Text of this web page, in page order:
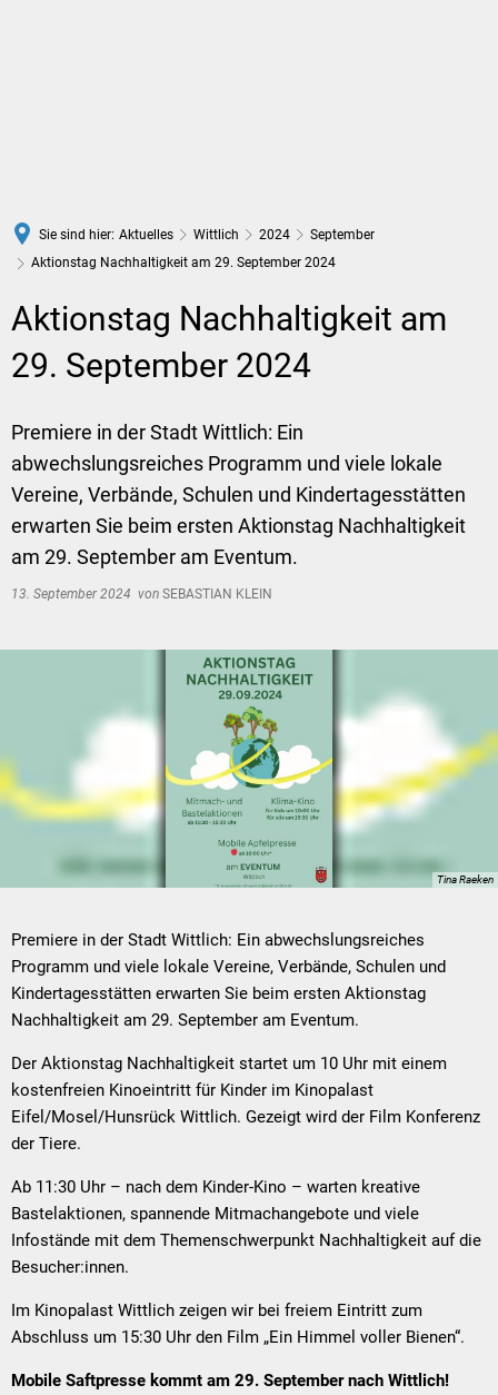
Sie sind hier: Aktuelles Wittlich 2024
September
Aktionstag Nachhaltigkeit am 29. September 2024
Aktionstag Nachhaltigkeit am
29. September 2024
Premiere in der Stadt Wittlich: Ein
abwechslungsreiches Programm und viele lokale
Vereine, Verbände, Schulen und Kindertagesstätten
erwarten Sie beim ersten Aktionstag Nachhaltigkeit
am 29. September am Eventum.
13. September 2024 von SEBASTIAN KLEIN
Tina Raeken
Premiere in der Stadt Wittlich: Ein abwechslungsreiches
Programm und viele lokale Vereine, Verbände, Schulen und
Kindertagesstätten erwarten Sie beim ersten Aktionstag
Nachhaltigkeit am 29. September am Eventum.
Der Aktionstag Nachhaltigkeit startet um 10 Uhr mit einem
kostenfreien Kinoeintritt für Kinder im Kinopalast
Eifel/Mosel/Hunsrück Wittlich. Gezeigt wird der Film Konferenz
der Tiere.
Ab 11:30 Uhr – nach dem Kinder-Kino – warten kreative
Bastelaktionen, spannende Mitmachangebote und viele
Infostände mit dem Themenschwerpunkt Nachhaltigkeit auf die
Besucher:innen.
Im Kinopalast Wittlich zeigen wir bei freiem Eintritt zum
Abschluss um 15:30 Uhr den Film „Ein Himmel voller Bienen“.
Mobile Saftpresse kommt am 29. September nach Wittlich!